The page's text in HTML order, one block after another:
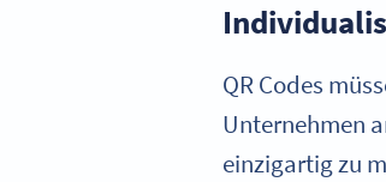
QR Codes
Unternehmen
einzigartig zu